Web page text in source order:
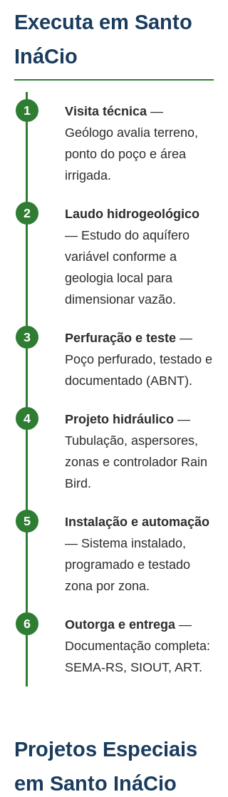
Executa em Santo
InáCio
Visita técnica —
Geólogo avalia terreno,
ponto do poço e área
irrigada.
Laudo hidrogeológico
— Estudo do aquífero
variável conforme a
geologia local para
dimensionar vazão.
Perfuração e teste —
Poço perfurado, testado e
documentado (ABNT).
Projeto hidráulico —
Tubulação, aspersores,
zonas e controlador Rain
Bird.
Instalação e automação
— Sistema instalado,
programado e testado
zona por zona.
Outorga e entrega —
Documentação completa:
SEMA-RS, SIOUT, ART.
Projetos Especiais
em Santo InáCio